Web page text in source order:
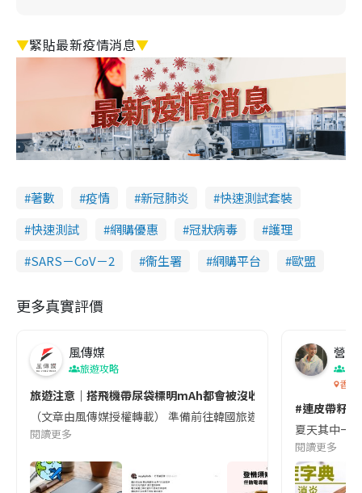
▼緊貼最新疫情消息▼
著數 疫情 新冠肺炎
快速測試套裝
快速測試
網購優惠 冠狀病毒
護理
SARS－CoV－2
衞生署 網購平台 歐盟
更多真實評價
風傳媒
旅遊攻略
旅遊注意｜搭飛機帶尿袋標明mAh都會被沒收😱出發前切記檢查
（文章由風傳媒授權轉載） 準備前往韓國旅遊的民眾，近期要
閱讀更多
營養
香港
#連皮帶籽
夏天其中一
閱讀更多